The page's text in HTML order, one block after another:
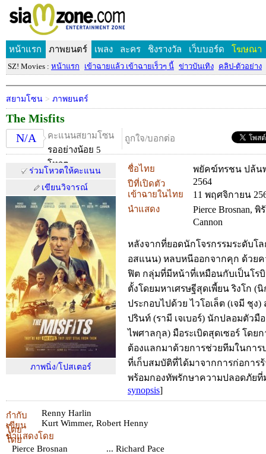
หน้าแรก ภาพยนตร์ เพลง ละคร ชิงรางวัล เว็บบอร์ด โฆษณา
SZ! Movies : หน้าแรก เข้าฉายแล้ว เข้าฉายเร็วๆ นี้ ข่าวบันเทิง คลิป-ตัวอย่าง
สยามโซน > ภาพยนตร์
The Misfits
N/A
คะแนนสยามโซน
รออย่างน้อย 5
โหวต
ถูกใจ/บอกต่อ
ร่วมโหวตให้คะแนน
เขียนวิจารณ์
ภาพนิ่ง/โปสเตอร์
ชื่อไทย พยัคฆ์ทรชน ปล้น
ปีที่เปิดตัว 2564
เข้าฉายในไทย 11 พฤศจิกายน
นำแสดง
Pierce Brosnan,
Cannon
หลังจากที่ยอดนักโจรกรรมระดับโล
อสแนน) หลบหนีออกจากคุก ด้วยค
ฟิต กลุ่มที่มีหน้าที่เหมือนกับเป็นโร
ตั้งโดยมหาเศรษฐีสุดเพี้ยน ริงโก
ประกอบไปด้วย ไวโอเล็ต (เจมี ชุง)
ปรินท์ (รามี เจเบอร์) นักปลอมตัว
ไพศาลกุล) มือระเบิดสุดเซอร์ โด
ต้องแลกมาด้วยการช่วยทีมในกา
ที่เก็บสมบัติที่ได้มาจากการก่อการ
พร้อมกองทัพรักษาความปลอดภัย
synopsis]
กำกับ
โดย
Renny Harlin
เขียน
โดย
Kurt Wimmer, Robert Henny
นำแสดงโดย
Pierce Brosnan
... Richard Pace